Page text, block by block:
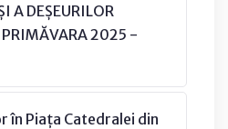
A DEȘEURILOR
2025 -
în Piața Catedralei din